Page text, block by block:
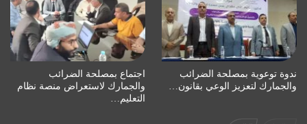
ندوة توعوية بمصلحة الضرائب
والجمارك لتعزيز الوعي بقانون…
اجتماع بمصلحة الضرائب
والجمارك لاستعراض منصة نظام
التعليم…